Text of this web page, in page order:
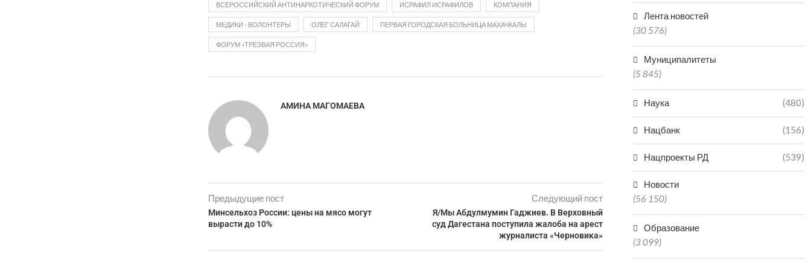
ВСЕРОССИЙСКИЙ АНТИНАРКОТИЧЕСКИЙ ФОРУМ ИСРАФИЛ ИСРАФИЛОВ КОМПАНИЯ
МЕДИКИ - ВОЛОНТЕРЫ ОЛЕГ САЛАГАЙ ПЕРВАЯ ГОРОДСКАЯ БОЛЬНИЦА МАХАЧКАЛЫ
ФОРУМ «ТРЕЗВАЯ РОССИЯ»
АМИНА МАГОМАЕВА
Предыдущие пост
Минсельхоз России: цены на мясо могут
вырасти до 10%
Следующий пост
Я/Мы Абдулмумин Гаджиев. В Верховный
суд Дагестана поступила жалоба на арест
журналиста «Черновика»
Лента новостей
(30 576)
Муниципалитеты
(5 845)
Наука (480)
Нацбанк (156)
Нацпроекты РД (539)
Новости
(56 150)
Образование
(3 099)